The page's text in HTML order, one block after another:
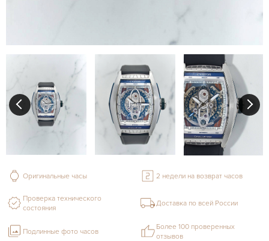
Оригинальные часы 2 недели на возврат часов
Проверка технического
состояния
Доставка по всей России
Подлинные фото часов
Более 100 проверенных
отзывов